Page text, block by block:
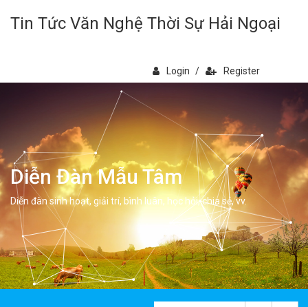
Tin Tức Văn Nghệ Thời Sự Hải Ngoại
Login / Register
Diễn Đàn Mẫu Tâm
Diễn đàn sinh hoạt, giải trí, bình luân, học hỏi, chia sẻ, vv.